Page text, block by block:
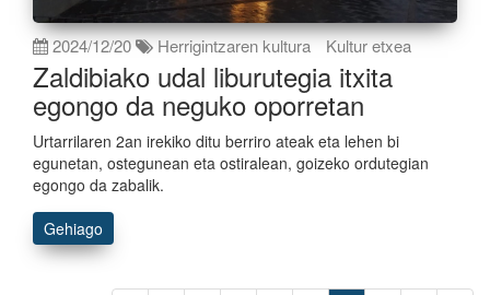
2024/12/20 Herrigintzaren kultura Kultur etxea
Zaldibiako udal liburutegia itxita
egongo da neguko oporretan
Urtarrilaren 2an irekiko ditu berriro ateak eta lehen bi
egunetan, ostegunean eta ostiralean, goizeko ordutegian
egongo da zabalik.
Gehiago